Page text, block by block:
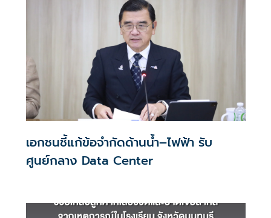
เอกชนชี้แก้ข้อจำกัดด้านน้ำ–ไฟฟ้า รับ
ศูนย์กลาง Data Center